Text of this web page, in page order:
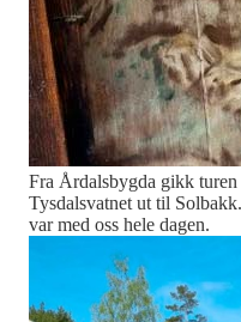
Fra Årdalsbygda gikk
Tysdalsvatnet ut til
var med oss hele dagen.